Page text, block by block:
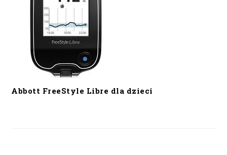
Abbott FreeStyle Libre dla dzieci